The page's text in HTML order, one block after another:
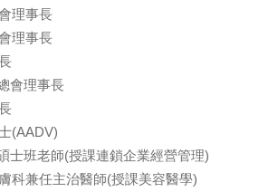
理事長
理事長
會理事長
(AADV)
士班老師(授課連鎖企業經營管理)
科兼任主治醫師(授課美容醫學)